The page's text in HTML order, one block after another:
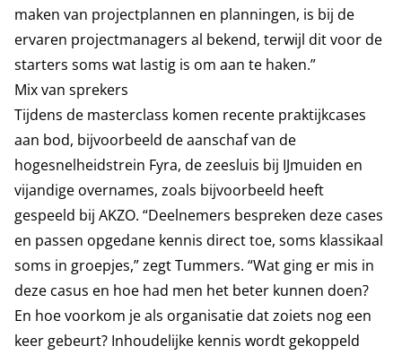
maken van projectplannen en planningen, is bij de
ervaren projectmanagers al bekend, terwijl dit voor de
starters soms wat lastig is om aan te haken.”
Mix van sprekers
Tijdens de masterclass komen recente praktijkcases
aan bod, bijvoorbeeld de aanschaf van de
hogesnelheidstrein Fyra, de zeesluis bij IJmuiden en
vijandige overnames, zoals bijvoorbeeld heeft
gespeeld bij AKZO. “Deelnemers bespreken deze cases
en passen opgedane kennis direct toe, soms klassikaal
soms in groepjes,” zegt Tummers. “Wat ging er mis in
deze casus en hoe had men het beter kunnen doen?
En hoe voorkom je als organisatie dat zoiets nog een
keer gebeurt? Inhoudelijke kennis wordt gekoppeld